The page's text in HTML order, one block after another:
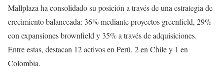
Mallplaza ha consolidado su posición a través de una estrategia de
crecimiento balanceada: 36% mediante proyectos greenfield, 29%
con expansiones brownfield y 35% a través de adquisiciones.
Entre estas, destacan 12 activos en Perú, 2 en Chile y 1 en
Colombia.